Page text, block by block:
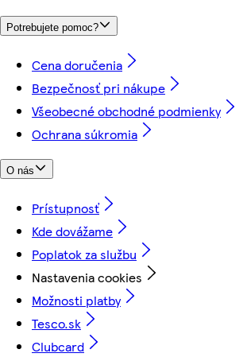
Potrebujete pomoc?
Cena doručenia
Bezpečnosť pri nákupe
Všeobecné obchodné podmienky
Ochrana súkromia
O nás
Prístupnosť
Kde dovážame
Poplatok za službu
Nastavenia cookies
Možnosti platby
Tesco.sk
Clubcard